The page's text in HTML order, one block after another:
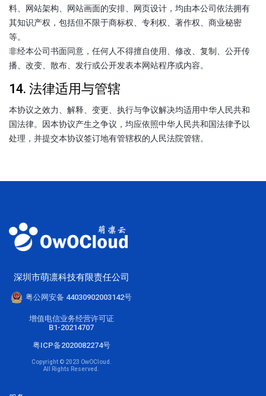
料、网站架构、网站画面的安排、网页设计，均由本公司依法拥有
其知识产权，包括但不限于商标权、专利权、著作权、商业秘密
等。
非经本公司书面同意，任何人不得擅自使用、修改、复制、公开传
播、改变、散布、发行或公开发表本网站程序或内容。
14. 法律适用与管辖
本协议之效力、解释、变更、执行与争议解决均适用中华人民共和
国法律。因本协议产生之争议，均应依照中华人民共和国法律予以
处理，并提交本协议签订地有管辖权的人民法院管辖。
深圳市萌凛科技有限责任公司
粤公网安备 44030902003142号
增值电信业务经营许可证
B1-20214707
粤ICP备2020082274号
Copyright © 2023 OwOCloud.
All Rights Reserved.